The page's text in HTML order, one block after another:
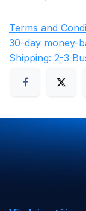
Terms and
30-day money-
Shipping: 2-3